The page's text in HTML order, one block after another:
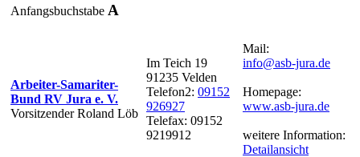
Anfangsbuchstabe A
Arbeiter-Samariter-
Bund RV Jura e. V.
Vorsitzender Roland Löb
Im Teich 19
91235 Velden
Telefon2: 09152
926927
Telefax: 09152
9219912
Mail:
info@asb-jura.de
Homepage:
www.asb-jura.de
weitere Information:
Detailansicht